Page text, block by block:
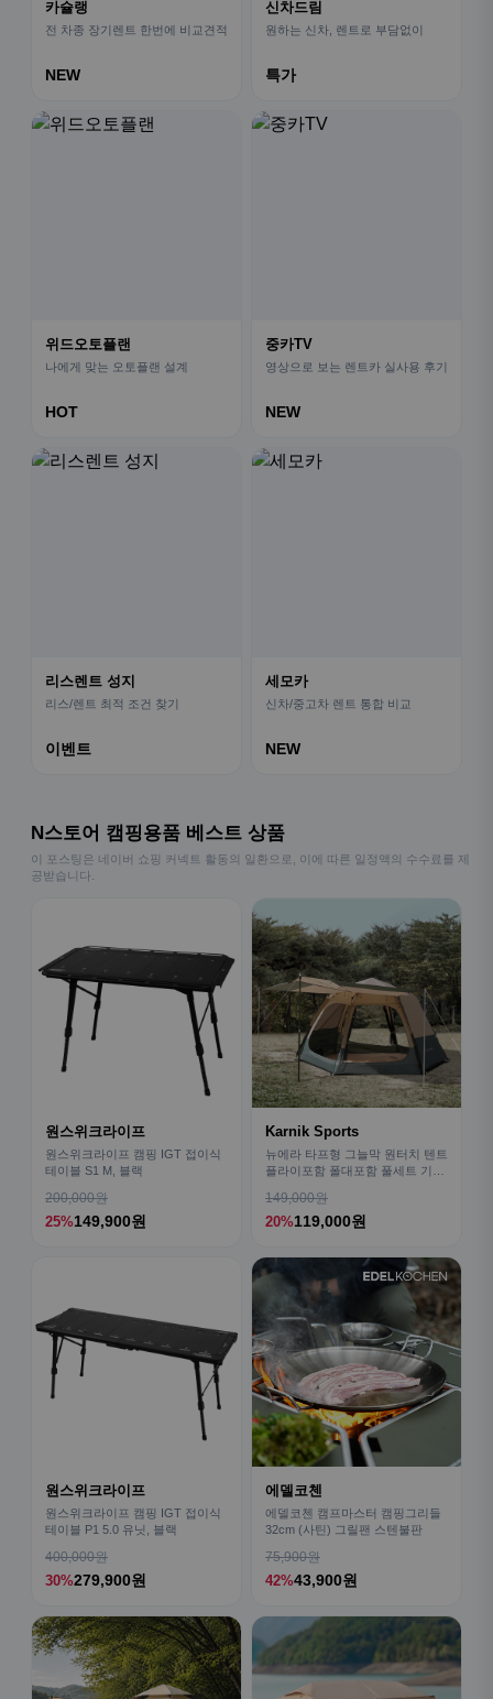
카슐랭
전 차종 장기렌트 한번에 비교견적
NEW
신차드림
원하는 신차, 렌트로 부담없이
특가
위드오토플랜
나에게 맞는 오토플랜 설계
HOT
중카TV
영상으로 보는 렌트카 실사용 후기
NEW
리스렌트 성지
리스/렌트 최적 조건 찾기
이벤트
세모카
신차/중고차 렌트 통합 비교
NEW
N스토어 캠핑용품 베스트 상품
이 포스팅은 네이버 쇼핑 커넥트 활동의 일환으로, 이에 따른 일정액의 수수료를 제
공받습니다.
원스위크라이프
원스위크라이프 캠핑 IGT 접이식
테이블 S1 M, 블랙
200,000원
25%149,900원
Karnik Sports
뉴에라 타프형 그늘막 원터치 텐트
플라이포함 폴대포함 풀세트 기본
149,000원
20%119,000원
원스위크라이프
원스위크라이프 캠핑 IGT 접이식
테이블 P1 5.0 유닛, 블랙
400,000원
30%279,900원
에델코첸
에델코첸 캠프마스터 캠핑그리들
32cm (사틴) 그릴팬 스텐불판
75,900원
42%43,900원